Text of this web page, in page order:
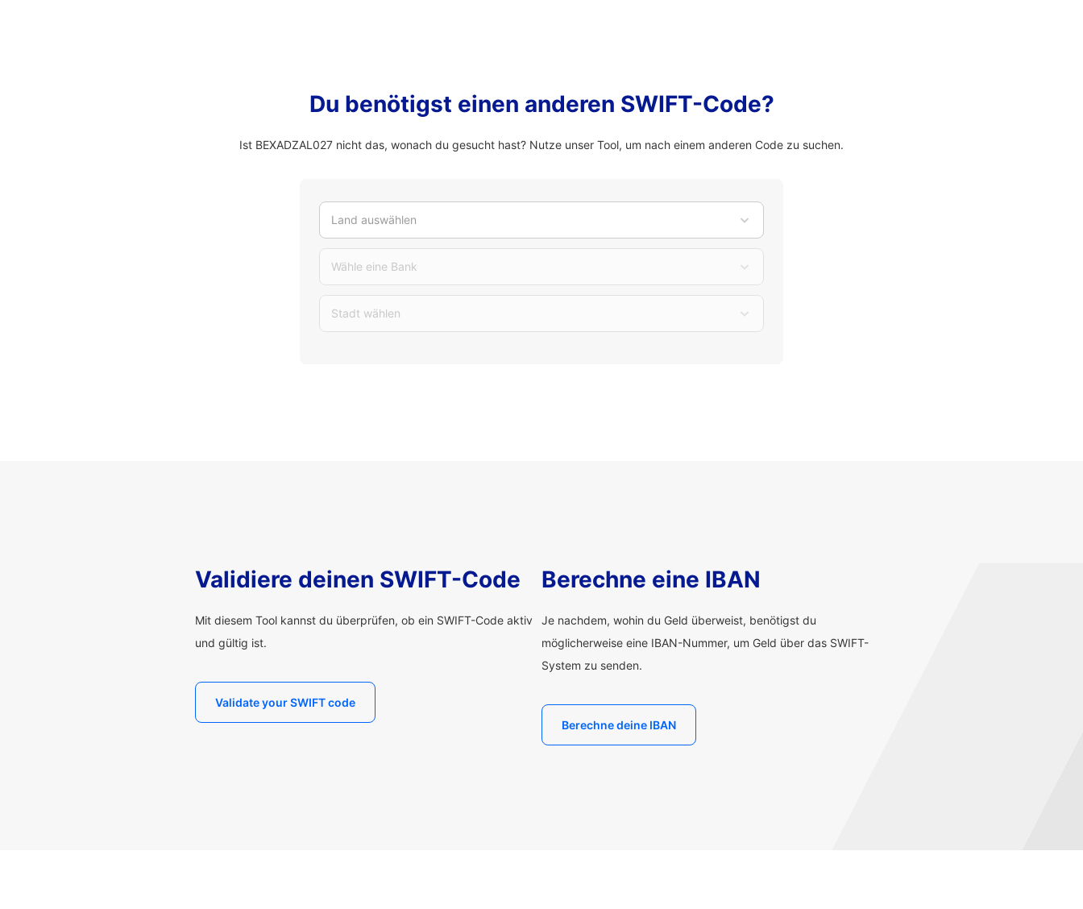
Du benötigst einen anderen SWIFT-Code?
Ist BEXADZAL027 nicht das, wonach du gesucht hast? Nutze unser Tool, um nach einem anderen Code zu suchen.
Land auswählen
Wähle eine Bank
Stadt wählen
Validiere deinen SWIFT-Code
Mit diesem Tool kannst du überprüfen, ob ein SWIFT-Code aktiv
und gültig ist.
Validate your SWIFT code
Berechne eine IBAN
Je nachdem, wohin du Geld überweist, benötigst du
möglicherweise eine IBAN-Nummer, um Geld über das SWIFT-
System zu senden.
Berechne deine IBAN